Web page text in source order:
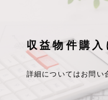
収益物件購入
詳細についてはお問い